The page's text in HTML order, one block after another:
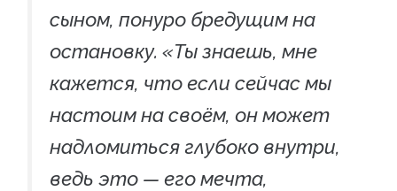
сыном, понуро бредущим на
остановку. «Ты знаешь, мне
кажется, что если сейчас мы
настоим на своём, он может
надломиться глубоко внутри,
ведь это — его мечта,